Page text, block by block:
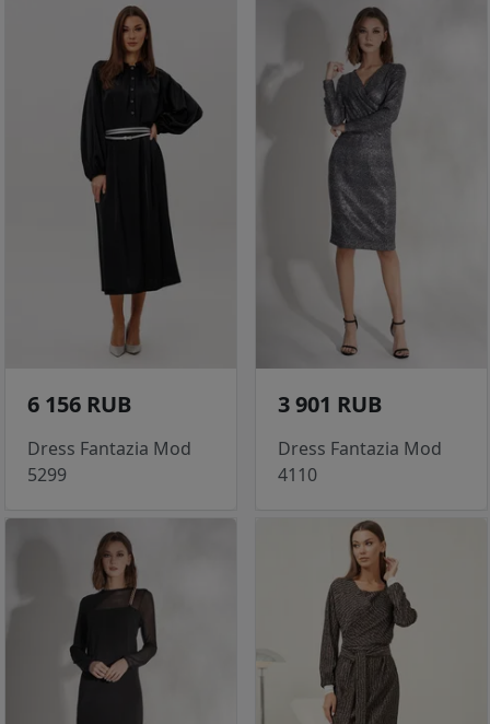
6 156 RUB
Dress Fantazia Mod
5299
3 901 RUB
Dress Fantazia Mod
4110